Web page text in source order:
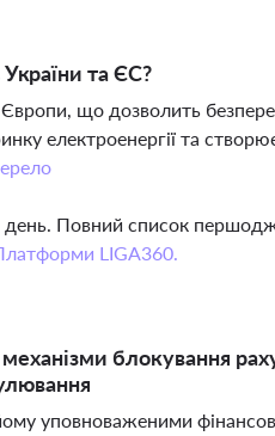
та ЄС?
що дозволить
електроенергії та
день. Повний список
LIGA360.
блокування
уповноваженими